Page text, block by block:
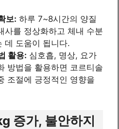
보: 하루 7~8시간의 양질
사를 정상화하고 체내 수분
데 도움이 됩니다.
활용: 심호흡, 명상, 요가
방법을 활용하면 코르티솔
조절에 긍정적인 영향을
증가, 불안하지